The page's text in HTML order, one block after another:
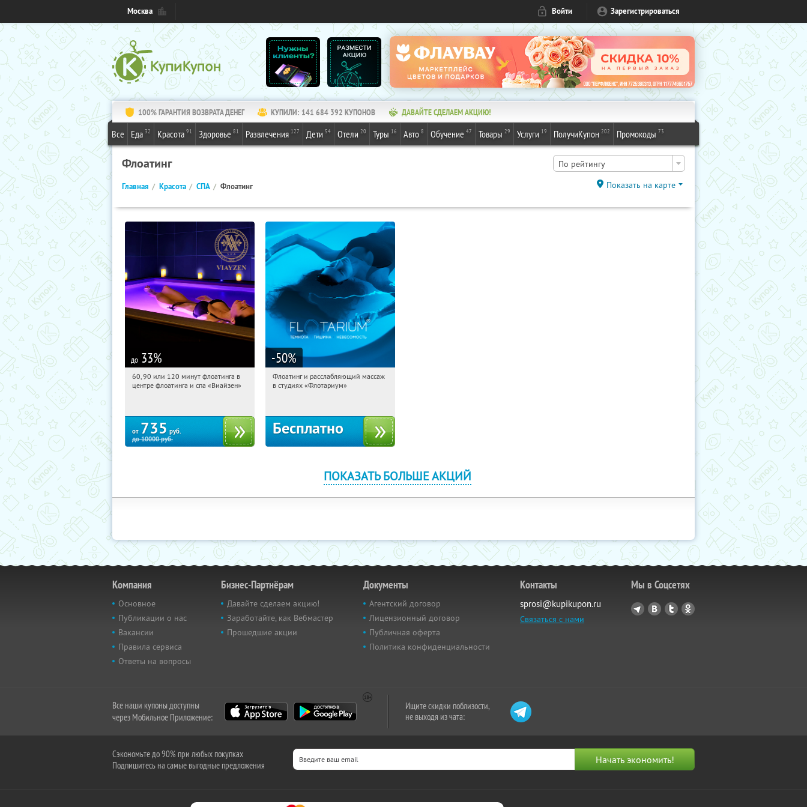
Москва Войти Зарегистрироваться
100% ГАРАНТИЯ ВОЗВРАТА ДЕНЕГ КУПИЛИ: 141 684 392 КУПОНОВ ДАВАЙТЕ СДЕЛАЕМ АКЦИЮ!
Все Еда 32 Красота 91 Здоровье 81 Развлечения 127 Дети 54 Отели 20 Туры 16 Авто 8 Обучение 47 Товары 29 Услуги 19 ПолучиКупон 202 Промокоды 73
Флоатинг По рейтингу
Главная Красота СПА Флоатинг Показать на карте
до 33%
22:30:43 Купили:
60, 90 или 120 минут флоатинга в
центре флоатинга и спа «Виайзен»
от 735 руб.
до10000руб.
-50%
22:30:43 Получили:89
Флоатинг и расслабляющий массаж
в студиях «Флотариум»
Бесплатно
ПОКАЗАТЬ БОЛЬШЕ АКЦИЙ
Компания
Основное
Публикации о нас
Вакансии
Правила сервиса
Ответы на вопросы
Бизнес-Партнёрам
Давайте сделаем акцию!
Заработайте, как Вебмастер
Прошедшие акции
Документы
Агентский договор
Лицензионный договор
Публичная оферта
Политика конфиденциальности
Контакты
sprosi@kupikupon.ru
Связаться с нами
Мы в Соцсетях
Все наши купоны доступны
через Мобильное Приложение:
Ищите скидки поблизости,
не выходя из чата:
Сэкономьте до 90% при любых покупках
Подпишитесь на самые выгодные предложения